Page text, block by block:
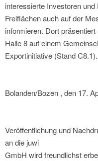
interessierte Investoren
Freiflächen auch auf der
informieren. Dort
Halle 8 auf einem
Exportinitiative (Stand C8.1).
Bolanden/Bozen , den 17.
Veröffentlichung und
an die juwi
GmbH wird freundlichst